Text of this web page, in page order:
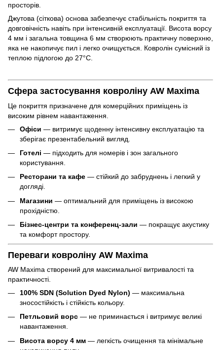
просторів.
Джутова (сіткова) основа забезпечує стабільність покриття та
довговічність навіть при інтенсивній експлуатації. Висота ворсу
4 мм і загальна товщина 6 мм створюють практичну поверхню,
яка не накопичує пил і легко очищується. Ковролін сумісний із
теплою підлогою до 27°C.
Сфера застосування ковроліну AW Maxima
Це покриття призначене для комерційних приміщень із
високим рівнем навантаження.
Офіси — витримує щоденну інтенсивну експлуатацію та
зберігає презентабельний вигляд.
Готелі — підходить для номерів і зон загального
користування.
Ресторани та кафе — стійкий до забруднень і легкий у
догляді.
Магазини — оптимальний для приміщень із високою
прохідністю.
Бізнес-центри та конференц-зали — покращує акустику
та комфорт простору.
Переваги ковроліну AW Maxima
AW Maxima створений для максимальної витривалості та
практичності.
100% SDN (Solution Dyed Nylon) — максимальна
зносостійкість і стійкість кольору.
Петльовий ворс — не приминається і витримує великі
навантаження.
Висота ворсу 4 мм — легкість очищення та мінімальне